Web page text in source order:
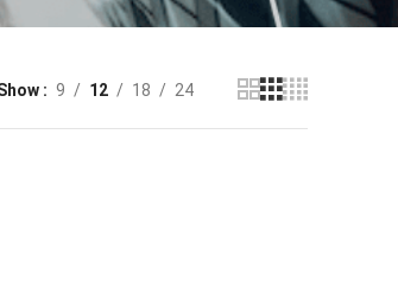
9 12 18 24